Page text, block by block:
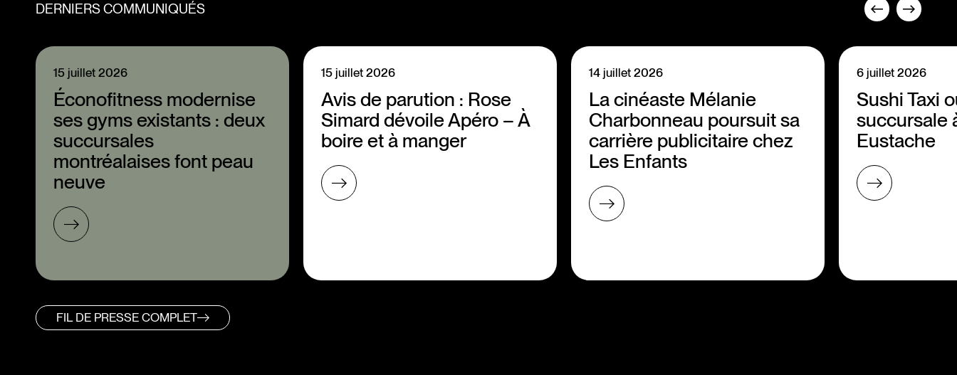
DERNIERS COMMUNIQUÉS
Éconofitness modernise
ses gyms existants : deux
succursales
montréalaises font peau
neuve
15 juillet 2026
Avis de parution : Rose
Simard dévoile Apéro – À
boire et à manger
15 juillet 2026
La cinéaste Mélanie
Charbonneau poursuit sa
carrière publicitaire chez
Les Enfants
14 juillet 2026
Sushi Taxi
succursale
Eustache
6 juillet 2026
FIL DE PRESSE COMPLET